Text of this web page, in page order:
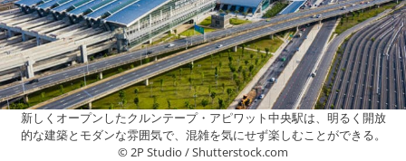
新しくオープンしたクルンテープ・アピワット中央駅は、明るく開放
的な建築とモダンな雰囲気で、混雑を気にせず楽しむことができる。
© 2P Studio / Shutterstock.com